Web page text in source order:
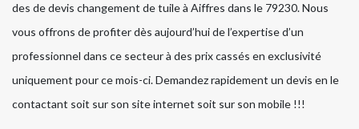
des de devis changement de tuile à Aiffres dans le 79230. Nous
vous offrons de profiter dès aujourd’hui de l’expertise d’un
professionnel dans ce secteur à des prix cassés en exclusivité
uniquement pour ce mois-ci. Demandez rapidement un devis en le
contactant soit sur son site internet soit sur son mobile !!!